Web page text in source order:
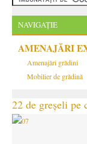
NAVIGAȚIE
AMENAJĂRI
Amenajări grădini
Mobilier de grădină
22 de greșeli pe